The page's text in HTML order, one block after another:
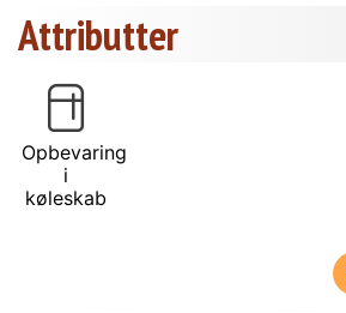
Attributter
Opbevaring
i
køleskab